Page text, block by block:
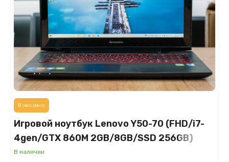
Игровой ноутбук Lenovo Y50-70 (FHD/i7-
4gen/GTX 860M 2GB/8GB/SSD 256GB)
В наличии
В рассрочку